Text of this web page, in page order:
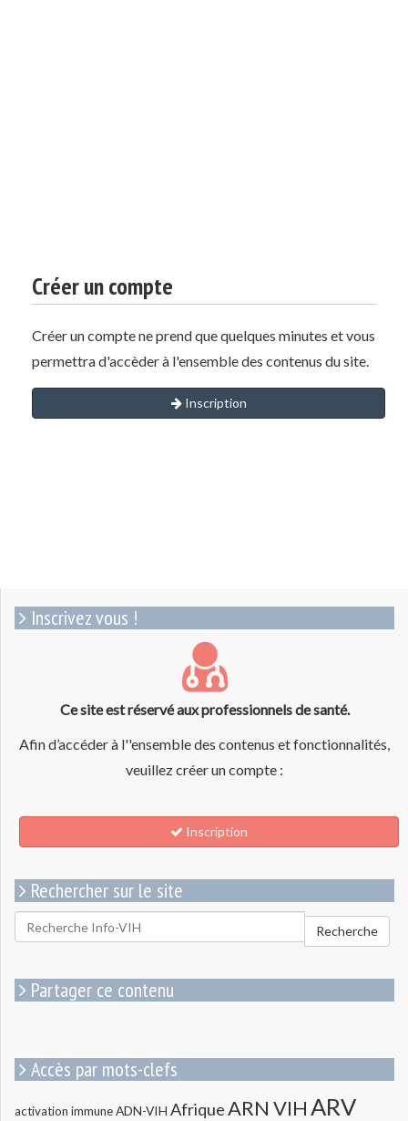
Créer un compte
Créer un compte ne prend que quelques minutes et vous
permettra d'accèder à l'ensemble des contenus du site.
Inscription
Inscrivez vous !
Ce site est réservé aux professionnels de santé.
Afin d’accéder à l''ensemble des contenus et fonctionnalités,
veuillez créer un compte :
Inscription
Rechercher sur le site
Rechercher
pour
Recherche
Partager ce contenu
Accès par mots-clefs
activation immuneADN-VIH AfriqueARN VIHARV